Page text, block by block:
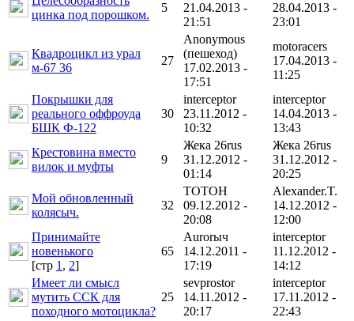
цинка под порошком.
5
21.04.2013 -
21:51
28.04.2013 -
23:01
Квадроцикл из урал
м-67 36
27
Anonymous
(пешеход)
17.02.2013 -
17:51
motoracers
17.04.2013 -
11:25
Покрышки для
реального оффроуда
БШК Ф-122
30
interceptor
23.11.2012 -
10:32
interceptor
14.04.2013 -
13:43
Крестовина вместо
вилок и муфты
9
Жека 26rus
31.12.2012 -
01:14
Жека 26rus
31.12.2012 -
20:25
Мой обновленный
колясыч.
32
TOTOH
09.12.2012 -
20:08
Alexander.T.
14.12.2012 -
12:00
Принимайте
новенького
[cтр 1, 2]
65
Aurorыч
14.12.2011 -
17:19
interceptor
11.12.2012 -
14:12
Имеет ли смысл
мутить ССК для
походного мотоцикла?
25
sevprostor
14.11.2012 -
20:17
interceptor
17.11.2012 -
22:43